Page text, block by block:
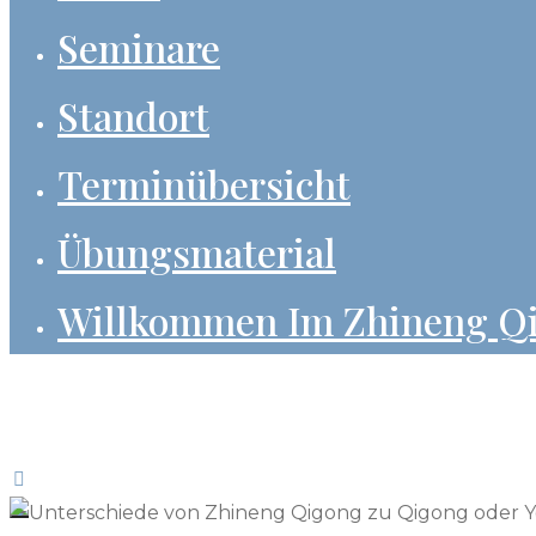
Seminare
Standort
Terminübersicht
Übungsmaterial
Willkommen Im Zhineng